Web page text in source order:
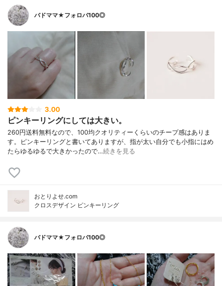
バドママ★フォロバ100◎
3.00
ピンキーリングにしては大きい。
260円送料無料なので、100均クオリティーくらいのチープ感はありま
す。ピンキーリングと書いてありますが、指が太い自分でも小指にはめ
たらゆるゆるで大きかったので…続きを見る
おとりよせ.com
クロスデザイン ピンキーリング
バドママ★フォロバ100◎